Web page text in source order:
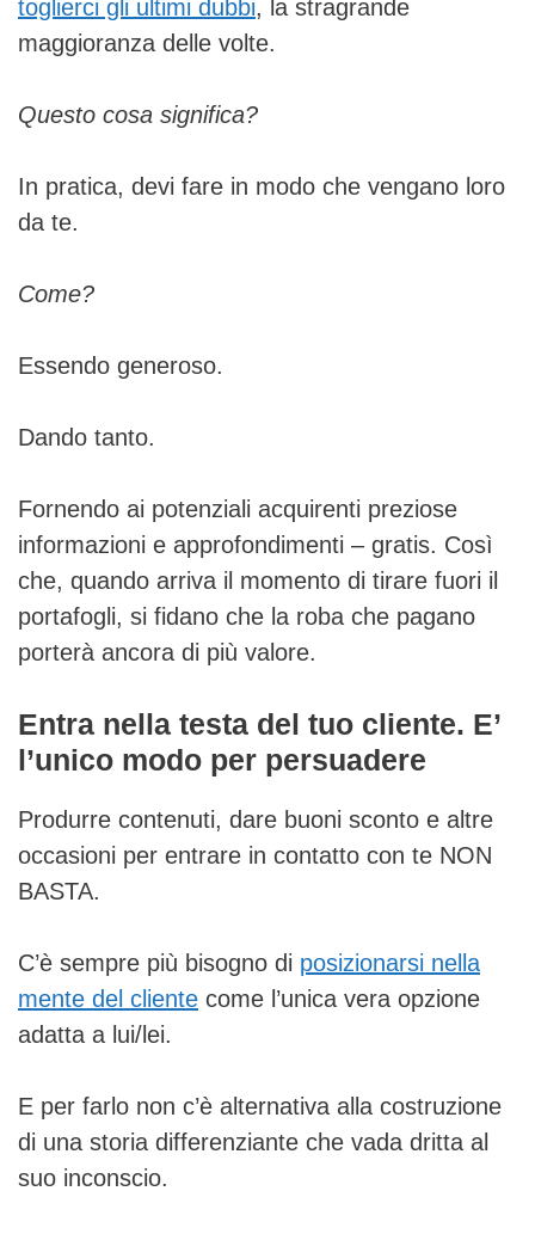
toglierci gli ultimi dubbi, la stragrande
maggioranza delle volte.
Questo cosa significa?
In pratica, devi fare in modo che vengano loro
da te.
Come?
Essendo generoso.
Dando tanto.
Fornendo ai potenziali acquirenti preziose
informazioni e approfondimenti – gratis. Così
che, quando arriva il momento di tirare fuori il
portafogli, si fidano che la roba che pagano
porterà ancora di più valore.
Entra nella testa del tuo cliente. E’
l’unico modo per persuadere
Produrre contenuti, dare buoni sconto e altre
occasioni per entrare in contatto con te NON
BASTA.
C’è sempre più bisogno di posizionarsi nella
mente del cliente come l’unica vera opzione
adatta a lui/lei.
E per farlo non c’è alternativa alla costruzione
di una storia differenziante che vada dritta al
suo inconscio.